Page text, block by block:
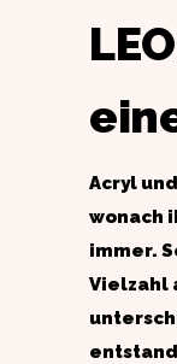
Acryl
wonach
immer.
Vielzahl